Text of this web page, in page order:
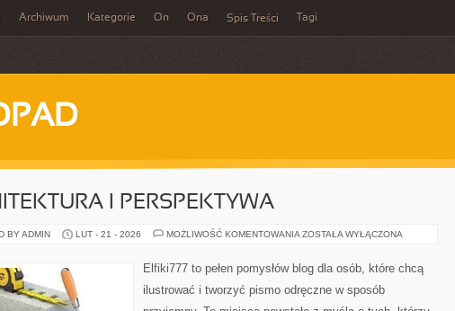
Archiwum Kategorie On Ona Spis Treści Tagi
I PERSPEKTYWA
BY ADMIN LUT - 21 - 2026 MOŻLIWOŚĆ KOMENTOWANIA ARCHITEKTURA
ZOSTAŁA WYŁĄCZONA
Elfiki777 to pełen pomysłów blog dla osób, które chcą
ilustrować i tworzyć pismo odręczne w sposób